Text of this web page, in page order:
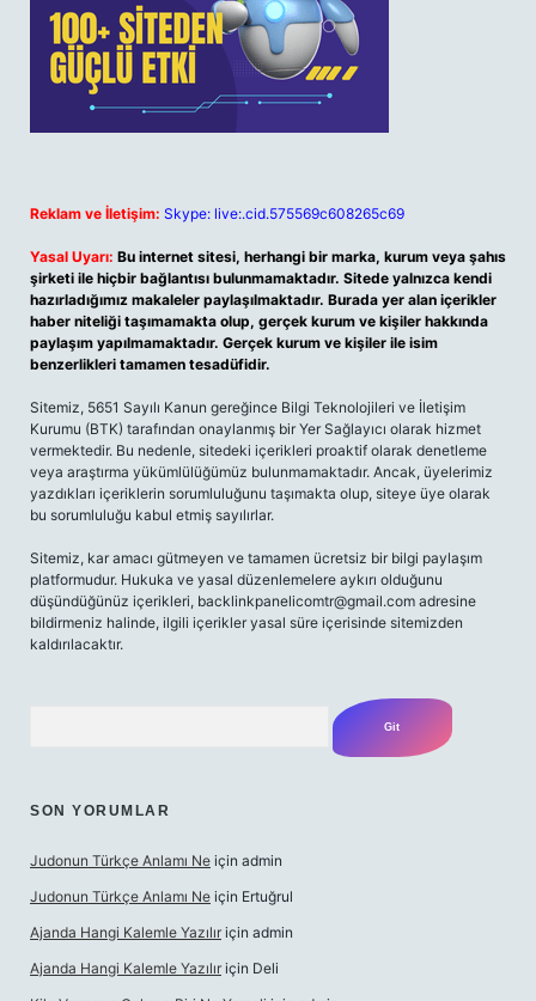
Reklam ve İletişim: Skype: live:.cid.575569c608265c69
Yasal Uyarı: Bu internet sitesi, herhangi bir marka, kurum veya şahıs
şirketi ile hiçbir bağlantısı bulunmamaktadır. Sitede yalnızca kendi
hazırladığımız makaleler paylaşılmaktadır. Burada yer alan içerikler
haber niteliği taşımamakta olup, gerçek kurum ve kişiler hakkında
paylaşım yapılmamaktadır. Gerçek kurum ve kişiler ile isim
benzerlikleri tamamen tesadüfidir.
Sitemiz, 5651 Sayılı Kanun gereğince Bilgi Teknolojileri ve İletişim
Kurumu (BTK) tarafından onaylanmış bir Yer Sağlayıcı olarak hizmet
vermektedir. Bu nedenle, sitedeki içerikleri proaktif olarak denetleme
veya araştırma yükümlülüğümüz bulunmamaktadır. Ancak, üyelerimiz
yazdıkları içeriklerin sorumluluğunu taşımakta olup, siteye üye olarak
bu sorumluluğu kabul etmiş sayılırlar.
Sitemiz, kar amacı gütmeyen ve tamamen ücretsiz bir bilgi paylaşım
platformudur. Hukuka ve yasal düzenlemelere aykırı olduğunu
düşündüğünüz içerikleri, backlinkpanelicomtr@gmail.com adresine
bildirmeniz halinde, ilgili içerikler yasal süre içerisinde sitemizden
kaldırılacaktır.
SON YORUMLAR
Judonun Türkçe Anlamı Ne için admin
Judonun Türkçe Anlamı Ne için Ertuğrul
Ajanda Hangi Kalemle Yazılır için admin
Ajanda Hangi Kalemle Yazılır için Deli